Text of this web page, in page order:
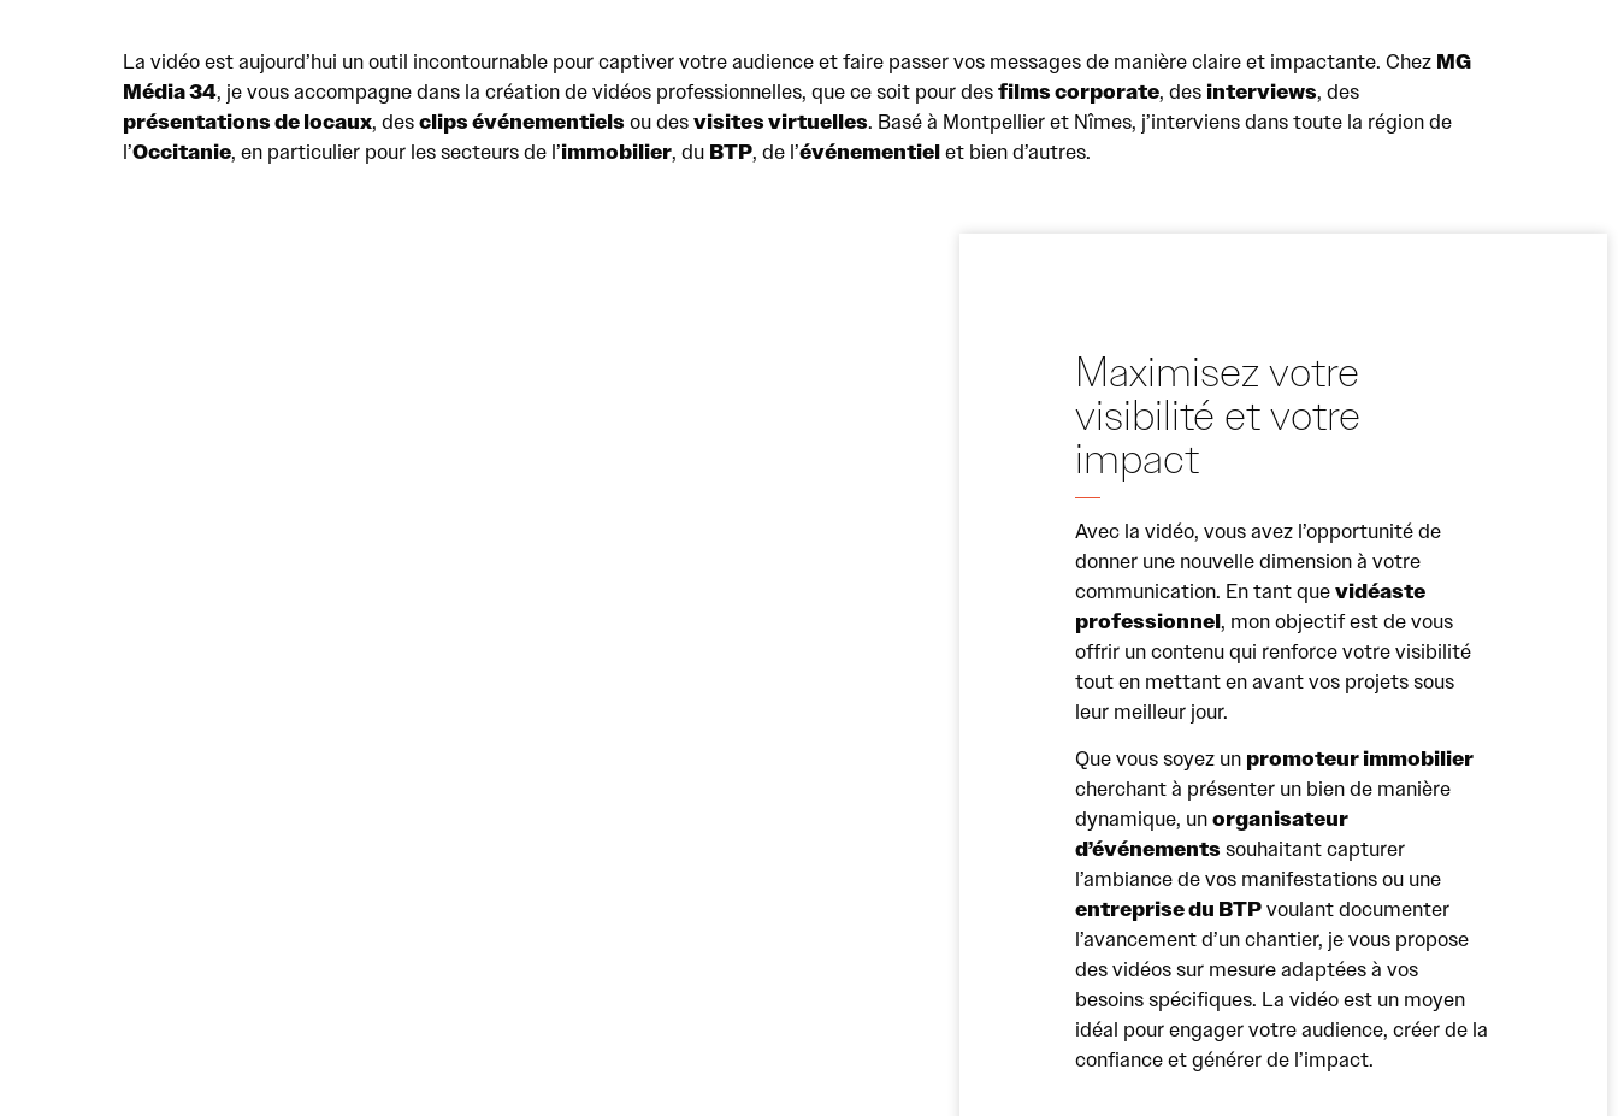
La vidéo est aujourd’hui un outil incontournable pour captiver votre audience et faire passer vos messages de manière claire et impactante. Chez MG
Média 34, je vous accompagne dans la création de vidéos professionnelles, que ce soit pour des films corporate, des interviews, des
présentations de locaux, des clips événementiels ou des visites virtuelles. Basé à Montpellier et Nîmes, j’interviens dans toute la région de
l’Occitanie, en particulier pour les secteurs de l’immobilier, du BTP, de l’événementiel et bien d’autres.
Maximisez votre
visibilité et votre
impact
Avec la vidéo, vous avez l’opportunité de
donner une nouvelle dimension à votre
communication. En tant quevidéaste
professionnel, mon objectif est de vous
offrir un contenu qui renforce votre visibilité
tout en mettant en avant vos projets sous
leur meilleur jour.
Que vous soyez un promoteur immobilier
cherchant à présenter un bien de manière
dynamique, unorganisateur
d’événements souhaitant capturer
l’ambiance de vos manifestations ou une
entreprise du BTP voulant documenter
l’avancement d’un chantier, je vous propose
des vidéos sur mesure adaptées à vos
besoins spécifiques. La vidéo est un moyen
idéal pour engager votre audience, créer de la
confiance et générer de l’impact.